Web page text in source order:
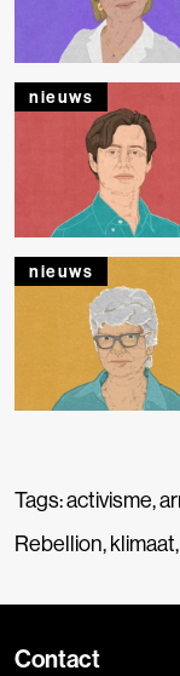
nieuws
nieuws
Tags:activisme,
Rebellion,klimaat,
Contact